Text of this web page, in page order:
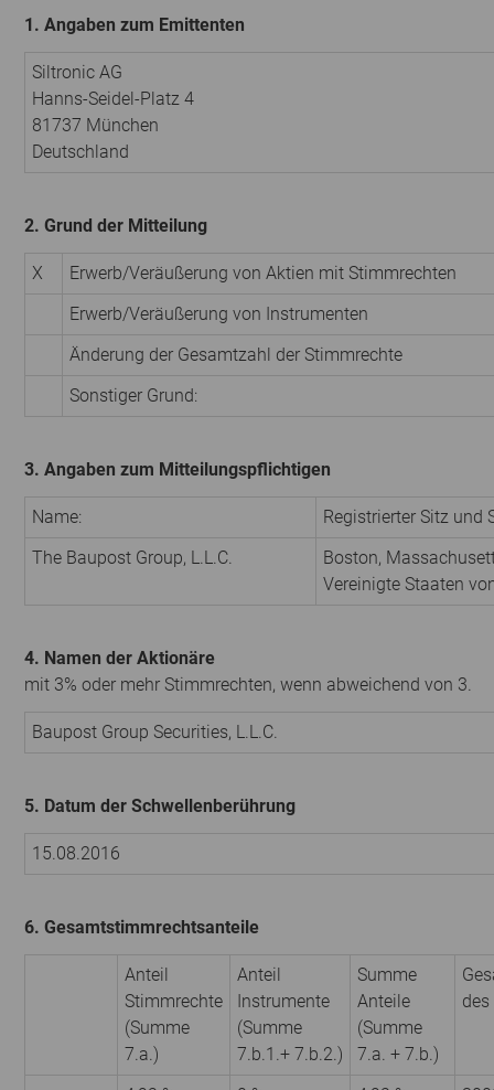
1. Angaben zum Emittenten
Siltronic AG
Hanns-Seidel-Platz 4
81737 München
Deutschland
2. Grund der Mitteilung
X
Erwerb/Veräußerung von Aktien mit Stimmrechten
Erwerb/Veräußerung von Instrumenten
Änderung der Gesamtzahl der Stimmrechte
Sonstiger Grund:
3. Angaben zum Mitteilungspflichtigen
Name:
Registrierter Sitz und
The Baupost Group, L.L.C.
Boston,
Vereinigte Staaten
4. Namen der Aktionäre
mit 3% oder mehr Stimmrechten, wenn abweichend von 3.
Baupost Group Securities, L.L.C.
5. Datum der Schwellenberührung
15.08.2016
6. Gesamtstimmrechtsanteile
Anteil
Stimmrechte
(Summe
7.a.)
Anteil
Instrumente
(Summe
7.b.1.+ 7.b.2.)
Summe
Anteile
(Summe
7.a. + 7.b.)